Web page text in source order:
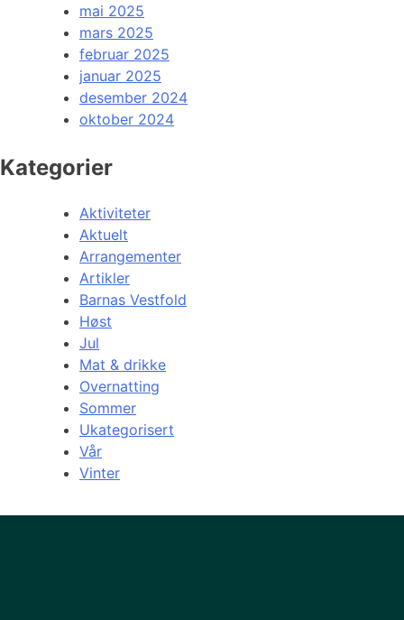
mai 2025
mars 2025
februar 2025
januar 2025
desember 2024
oktober 2024
Kategorier
Aktiviteter
Aktuelt
Arrangementer
Artikler
Barnas Vestfold
Høst
Jul
Mat & drikke
Overnatting
Sommer
Ukategorisert
Vår
Vinter